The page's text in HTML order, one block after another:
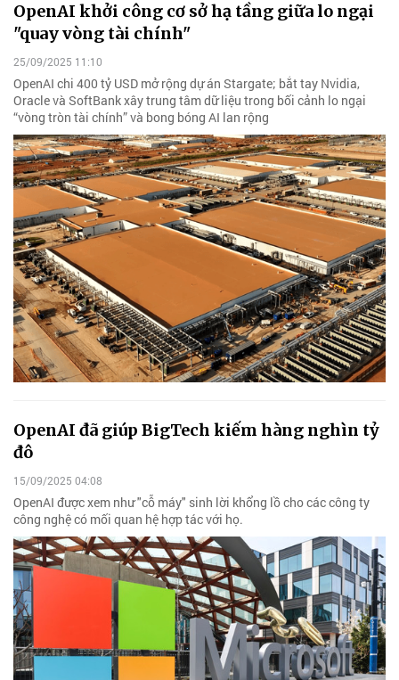
OpenAI khởi công cơ sở hạ tầng giữa lo ngại
"quay vòng tài chính"
25/09/2025 11:10
OpenAI chi 400 tỷ USD mở rộng dự án Stargate; bắt tay Nvidia,
Oracle và SoftBank xây trung tâm dữ liệu trong bối cảnh lo ngại
“vòng tròn tài chính” và bong bóng AI lan rộng
OpenAI đã giúp BigTech kiếm hàng nghìn tỷ
đô
15/09/2025 04:08
OpenAI được xem như "cỗ máy" sinh lời khổng lồ cho các công ty
công nghệ có mối quan hệ hợp tác với họ.